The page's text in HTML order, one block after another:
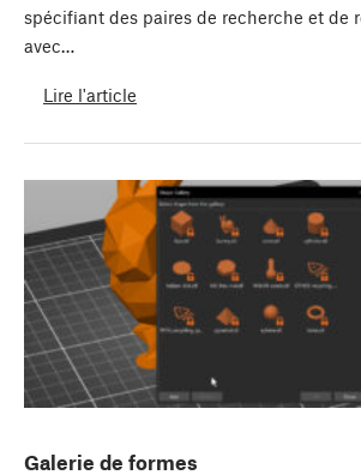
spécifiant des paires de recherche et de
avec…
Lire l'article
Galerie de formes